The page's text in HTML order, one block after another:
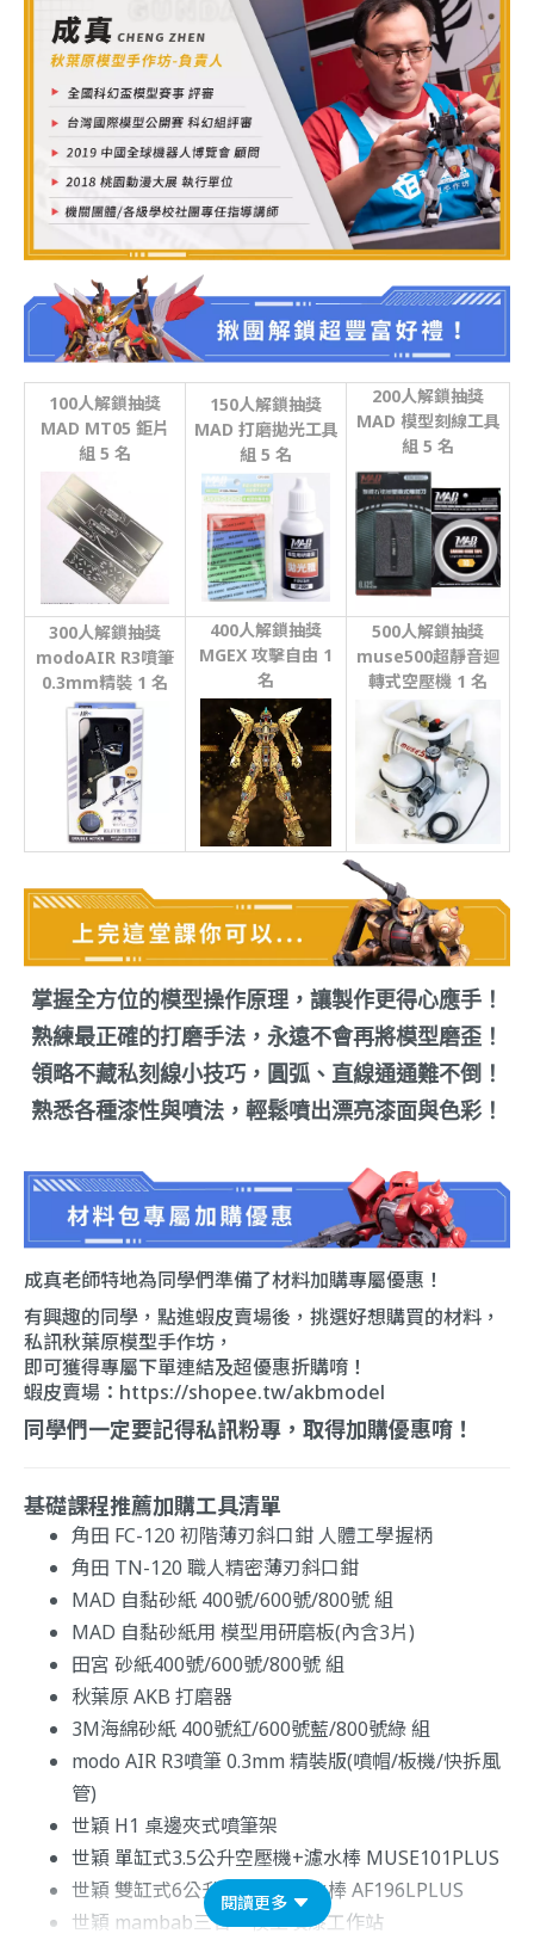
100人解鎖抽獎
MAD MT05 鉅片
組 5 名
150人解鎖抽獎
MAD 打磨拋光工具
組 5 名
200人解鎖抽獎
MAD 模型刻線工具
組 5 名
300人解鎖抽獎
modoAIR R3噴筆
0.3mm精裝 1 名
400人解鎖抽獎
MGEX 攻擊自由 1
名
500人解鎖抽獎
muse500超靜音迴
轉式空壓機 1 名
掌握全方位的模型操作原理，讓製作更得心應手！
熟練最正確的打磨手法，永遠不會再將模型磨歪！
領略不藏私刻線小技巧，圓弧、直線通通難不倒！
熟悉各種漆性與噴法，輕鬆噴出漂亮漆面與色彩！
成真老師特地為同學們準備了材料加購專屬優惠！
有興趣的同學，點進蝦皮賣場後，挑選好想購買的材料，
私訊秋葉原模型手作坊 ，
即可獲得專屬下單連結及超優惠折購唷！
蝦皮賣場： https://shopee.tw/akbmodel
同學們一定要記得私訊粉專，取得加購優惠唷！
基礎課程推薦加購工具清單
角田 FC-120 初階薄刃斜口鉗 人體工學握柄
角田 TN-120 職人精密薄刃斜口鉗
MAD 自黏砂紙 400號/600號/800號 組
MAD 自黏砂紙用 模型用研磨板(內含3片)
田宮 砂紙400號/600號/800號 組
秋葉原 AKB 打磨器
3M海綿砂紙 400號紅/600號藍/800號綠 組
modo AIR R3噴筆 0.3mm 精裝版(噴帽/板機/快拆風
管)
世穎 H1 桌邊夾式噴筆架
世穎 單缸式3.5公升空壓機+濾水棒 MUSE101PLUS
世穎 雙缸式6公升空壓機+濾水棒 AF196LPLUS
世穎 mambab三合一模型噴漆工作站
閱讀更多